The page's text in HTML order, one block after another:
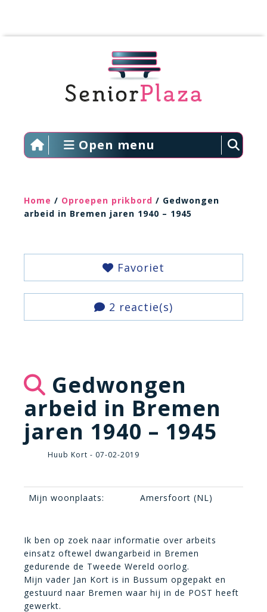
Open menu
Home / Oproepen prikbord / Gedwongen
arbeid in Bremen jaren 1940 – 1945
Favoriet
2 reactie(s)
Gedwongen
arbeid in Bremen
jaren 1940 – 1945
Huub Kort - 07-02-2019
Mijn woonplaats: Amersfoort (NL)
Ik ben op zoek naar informatie over arbeits
einsatz oftewel dwangarbeid in Bremen
gedurende de Tweede Wereld oorlog.
Mijn vader Jan Kort is in Bussum opgepakt en
gestuurd naar Bremen waar hij in de POST heeft
gewerkt.